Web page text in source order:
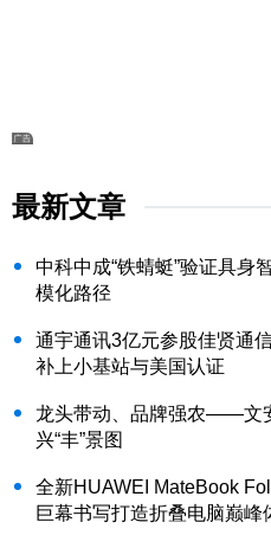
最新文章
中科中成“铁蜻蜓”验证具身
模化路径
通宇通讯3亿元参股佳贤通
补上小基站与美国认证
龙头带动、品牌强农——文
兴“丰”景图
全新HUAWEI MateBook
巨幕书写打造折叠电脑巅峰